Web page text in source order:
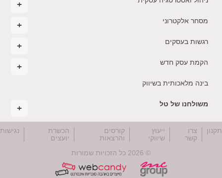
מסחר אלקטרוני
רגשות בעסקים
הקמת עסק חדש
בינה מלאכותית בשיווק
משולחנו של טל
צרו
קשר
ייעוץ
שיווקי
קורסים
והרצאות
הכשרת
יועצים
נגישות
© 2026 כל הזכויות שמורות